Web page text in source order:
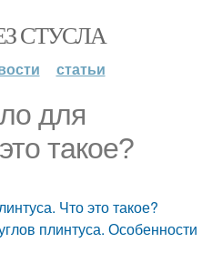
СТУСЛА
статьи
для
такое?
Что это такое?
плинтуса. Особенности